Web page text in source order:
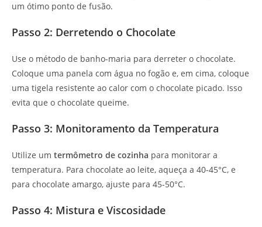
um ótimo ponto de fusão.
Passo 2: Derretendo o Chocolate
Use o método de banho-maria para derreter o chocolate.
Coloque uma panela com água no fogão e, em cima, coloque
uma tigela resistente ao calor com o chocolate picado. Isso
evita que o chocolate queime.
Passo 3: Monitoramento da Temperatura
Utilize um termômetro de cozinha para monitorar a
temperatura. Para chocolate ao leite, aqueça a 40-45°C, e
para chocolate amargo, ajuste para 45-50°C.
Passo 4: Mistura e Viscosidade